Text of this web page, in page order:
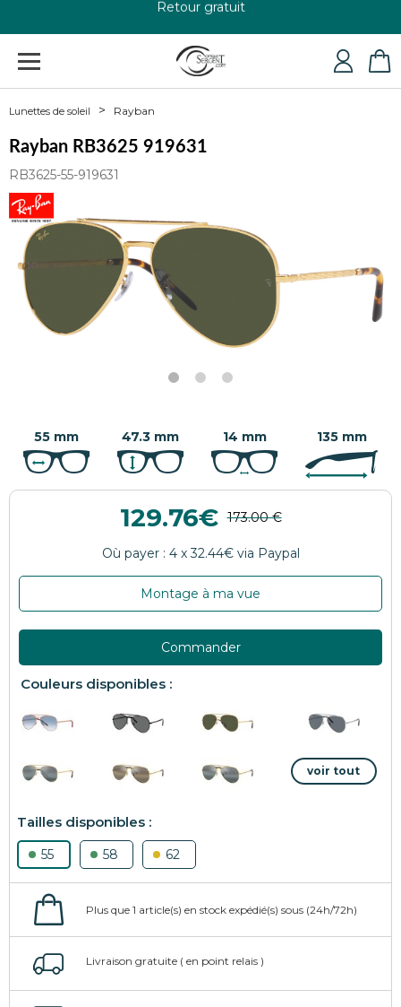
+33 4 79 24 76 84
Lunettes de soleil Rayban
Rayban RB3625 919631
RB3625-55-919631
55 mm 47.3 mm 14 mm 135 mm
129.76
Montage à ma vue
Commander
55 58 62